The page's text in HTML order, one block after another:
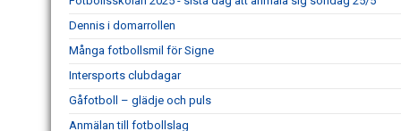
Dennis i domarrollen
Många fotbollsmil för Signe
Intersports clubdagar
Gåfotboll – glädje och puls
Anmälan till fotbollslag